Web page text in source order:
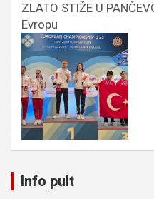
ZLATO STIŽE U
Evropu
Info pult